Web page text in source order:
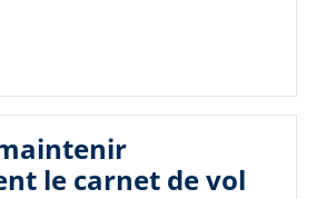
le carnet de vol